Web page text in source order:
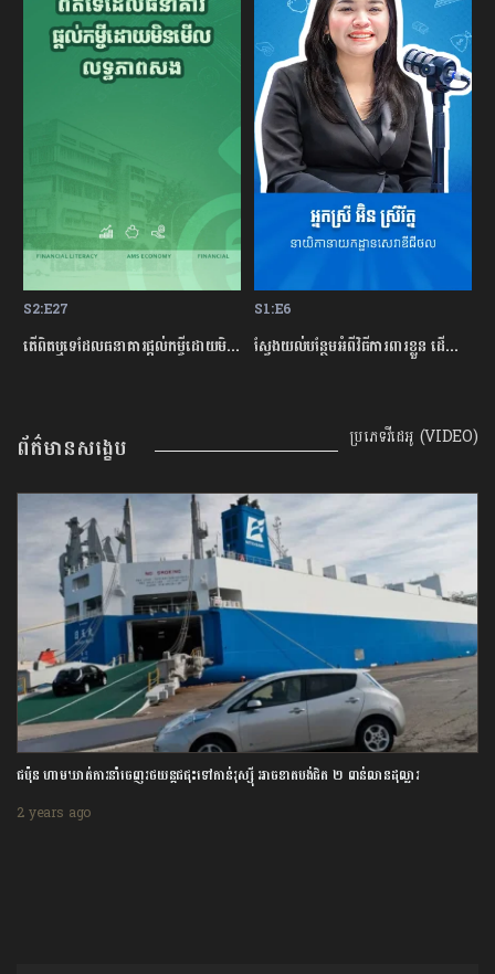
S2:E27
តើពិតឬទេដែលធនាគារផ្ដល់កម្ចីដោយមិនសិក្សាលើលទ្ធភាពសងត្រឡប់?
S1:E6
ស្វែងយល់បន្ថែមអំពីវិធីការពារខ្លួន ដើម្បីជៀសវាងពីការឆបោកតាមបច្ចេកវិទ្យាហិរញ្ញវត្ថុ!
ព័ត៌មានសង្ខេប ប្រភេទវីដេអូ (VIDEO)
ជប៉ុន ហាមឃាត់ការនាំចេញរថយន្តជជុះទៅកាន់រុស្ស៊ី អាចខាតបង់ជិត ២ ពាន់លានដុល្លារ
2 years ago